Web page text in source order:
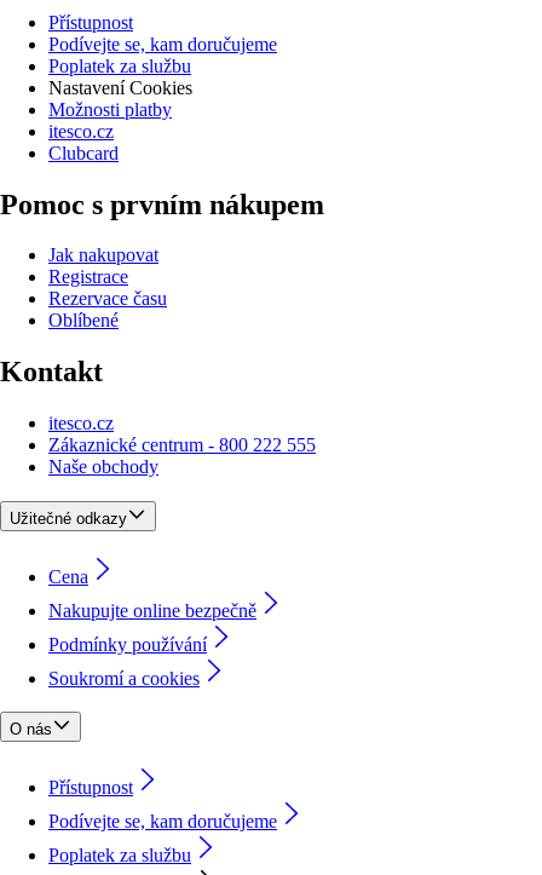
Přístupnost
Podívejte se, kam doručujeme
Poplatek za službu
Nastavení Cookies
Možnosti platby
itesco.cz
Clubcard
Pomoc s prvním nákupem
Jak nakupovat
Registrace
Rezervace času
Oblíbené
Kontakt
itesco.cz
Zákaznické centrum - 800 222 555
Naše obchody
Užitečné odkazy
Cena
Nakupujte online bezpečně
Podmínky používání
Soukromí a cookies
O nás
Přístupnost
Podívejte se, kam doručujeme
Poplatek za službu